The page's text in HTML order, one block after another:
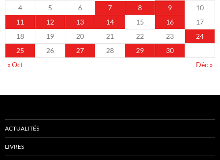
4
5 6 7 8 9
10
11
12 13 14 15 16
17
18
19 20 21 22 23
24
25
26 27 28 29
30
« Oct
Déc »
ACTUALITÉS
LIVRES